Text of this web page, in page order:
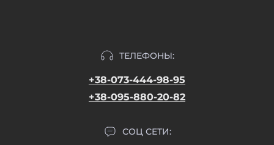
ТЕЛЕФОНЫ:
+38-073-444-98-95
+38-095-880-20-82
СОЦ СЕТИ: